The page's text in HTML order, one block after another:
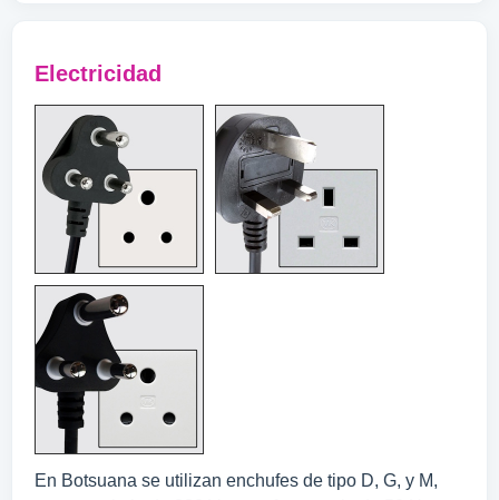
Electricidad
En Botsuana se utilizan enchufes de tipo D, G, y M,